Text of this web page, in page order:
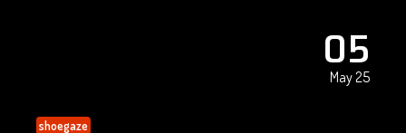
05
May 25
shoegaze